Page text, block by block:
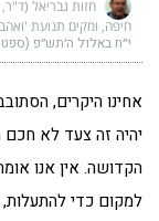
חזות גבריאל (ד"ר,
חיפה, ומקים תנועת
י״ח באלול ה׳תש״פ (ספטמבר 7,
אחינו היקרים,
יהיה זה צעד לא חכם
הקדושה. אין אנו
למקום כדי להתעלות,